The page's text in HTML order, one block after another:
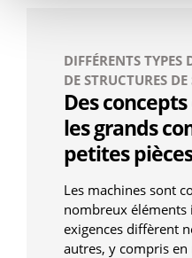
DIFFÉRENTS TYPES
DE STRUCTURES
Des
les grands
petites pièces
Les machines sont
nombreux
exigences diffèrent
autres, y compris en